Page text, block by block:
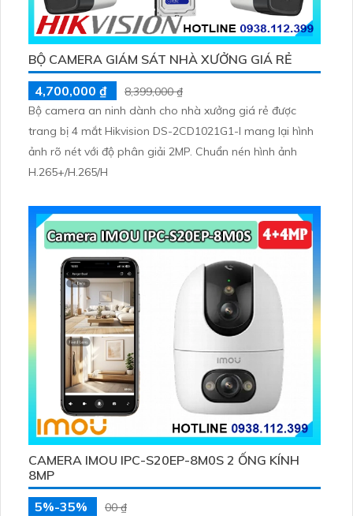
BỘ CAMERA GIÁM SÁT NHÀ XƯỞNG GIÁ RẺ
4,700,000 ₫
8,399,000 ₫
Bộ camera an ninh dành cho nhà xưởng giá rẻ được
trang bị 4 mắt Hikvision DS-2CD1021G1-I mang lại hình
ảnh rõ nét với độ phân giải 2MP. Chuẩn nén hình ảnh
H.265+/H.265/H
CAMERA IMOU IPC-S20EP-8M0S 2 ỐNG KÍNH
8MP
5%-35%
00 ₫